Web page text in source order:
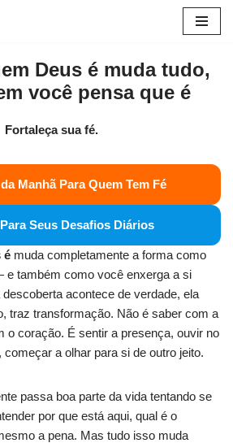
Deus é muda tudo,
você pensa que é
Fortaleça sua fé.
Manhã Para Quem Tem Fé
Seus Desafios Diários
é muda completamente a forma como
também como você enxerga a si
acontece de verdade, ela
traz transformação. Não é saber com a
o coração. É sentir a presença, ouvir no
a olhar para si de outro jeito.
passa boa parte da vida tentando se
por que está aqui, qual é o
a pena. Mas tudo isso muda